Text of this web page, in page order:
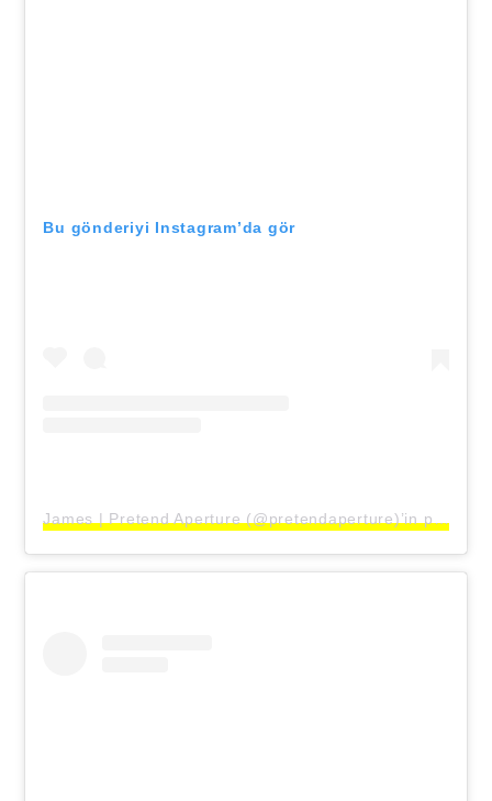
Bu gönderiyi Instagram’da gör
James | Pretend Aperture (@pretendaperture)’in paylaştığı bir gönderi